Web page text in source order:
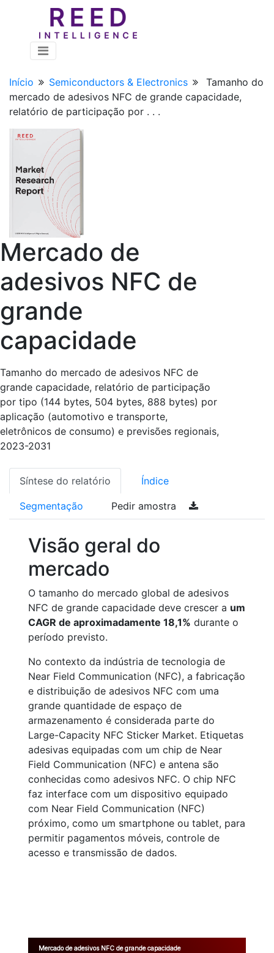
Início Semiconductors & Electronics
Tamanho do
mercado de adesivos NFC de grande capacidade,
relatório de participação por . . .
Mercado de
adesivos NFC de
grande
capacidade
Tamanho do mercado de adesivos NFC de
grande capacidade, relatório de participação
por tipo (144 bytes, 504 bytes, 888 bytes) por
aplicação (automotivo e transporte,
eletrônicos de consumo) e previsões regionais,
2023-2031
Síntese do relatório Índice
Segmentação Pedir amostra
Visão geral do
mercado
O tamanho do mercado global de adesivos
NFC de grande capacidade deve crescer a um
CAGR de aproximadamente 18,1% durante o
período previsto.
No contexto da indústria de tecnologia de
Near Field Communication (NFC), a fabricação
e distribuição de adesivos NFC com uma
grande quantidade de espaço de
armazenamento é considerada parte do
Large-Capacity NFC Sticker Market. Etiquetas
adesivas equipadas com um chip de Near
Field Communication (NFC) e antena são
conhecidas como adesivos NFC. O chip NFC
faz interface com um dispositivo equipado
com Near Field Communication (NFC)
próximo, como um smartphone ou tablet, para
permitir pagamentos móveis, controle de
acesso e transmissão de dados.
Mercado de adesivos NFC de grande capacidade